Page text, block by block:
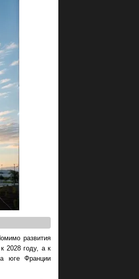
развития
2028 году, а к
юге Франции